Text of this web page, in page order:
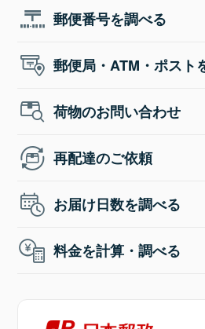
郵便番号を調べる
郵便局・ATM・ポスト
荷物のお問い合わせ
再配達のご依頼
お届け日数を調べる
料金を計算・調べる